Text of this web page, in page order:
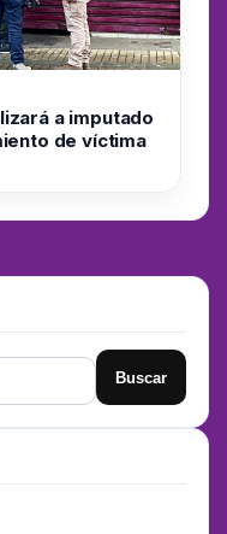
a imputado
de víctima
Buscar